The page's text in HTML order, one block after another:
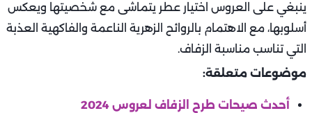
ينبغي على العروس اختيار عطر يتماشى مع شخصيتها ويعكس
أسلوبها، مع الاهتمام بالروائح الزهرية الناعمة والفاكهية العذبة
التي تناسب مناسبة الزفاف.
موضوعات متعلقة:
أحدث صيحات طرح الزفاف لعروس 2024